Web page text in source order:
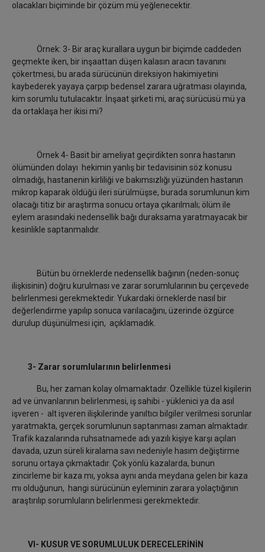
olacakları biçiminde bir çözüm mü yeğlenecektir.
Örnek: 3- Bir araç kurallara uygun bir biçimde caddeden
geçmekte iken, bir inşaattan düşen kalasın aracın tavanını
çökertmesi, bu arada sürücünün direksiyon hakimiyetini
kaybederek yayaya çarpıp bedensel zarara uğratması olayında,
kim sorumlu tutulacaktır. İnşaat şirketi mi, araç sürücüsü mü ya
da ortaklaşa her ikisi mi?
Örnek 4- Basit bir ameliyat geçirdikten sonra hastanın
ölümünden dolayı hekimin yanlış bir tedavisinin söz konusu
olmadığı, hastanenin kirliliği ve bakımsızlığı yüzünden hastanın
mikrop kaparak öldüğü ileri sürülmüşse, burada sorumlunun kim
olacağı titiz bir araştırma sonucu ortaya çıkarılmalı; ölüm ile
eylem arasındaki nedensellik bağı duraksama yaratmayacak bir
kesinlikle saptanmalıdır.
Bütün bu örneklerde nedensellik bağının (neden-sonuç
ilişkisinin) doğru kurulması ve zarar sorumlularının bu çerçevede
belirlenmesi gerekmektedir. Yukardaki örneklerde nasıl bir
değerlendirme yapılıp sonuca varılacağını, üzerinde özgürce
durulup düşünülmesi için, açıklamadık.
3- Zarar sorumlularının belirlenmesi
Bu, her zaman kolay olmamaktadır. Özellikle tüzel kişilerin
ad ve ünvanlarının belirlenmesi, iş sahibi - yüklenici ya da asıl
işveren - alt işveren ilişkilerinde yanıltıcı bilgiler verilmesi sorunlar
yaratmakta, gerçek sorumlunun saptanması zaman almaktadır.
Trafik kazalarında ruhsatnamede adı yazılı kişiye karşı açılan
davada, uzun süreli kiralama savı nedeniyle hasım değiştirme
sorunu ortaya çıkmaktadır. Çok yönlü kazalarda, bunun
zincirleme bir kaza mı, yoksa aynı anda meydana gelen bir kaza
mı olduğunun, hangi sürücünün eyleminin zarara yolaçtığının
araştırılıp sorumluların belirlenmesi gerekmektedir.
VI- KUSUR VE SORUMLULUK DERECELERİNİN